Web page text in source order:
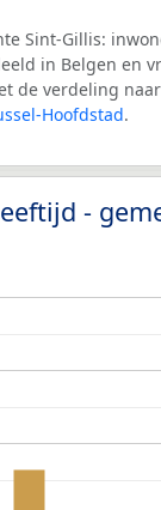
Sint-Gillis:
in Belgen en
de verdeling
Hoofdstad.
-